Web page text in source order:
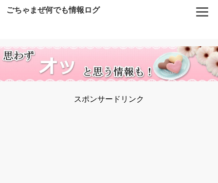
ごちゃまぜ何でも情報ログ
スポンサードリンク